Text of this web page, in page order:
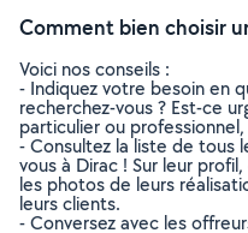
Comment bien choisir
Voici nos conseils :
- Indiquez votre besoin en
recherchez-vous ? Est-ce
particulier ou
- Consultez la liste de tous
vous à Dirac ! Sur leur
les photos de leurs
leurs clients.
- Conversez avec les